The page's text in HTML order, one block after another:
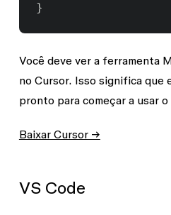
}
Você deve ver a ferramenta
no Cursor. Isso significa que
pronto para começar a usar
Baixar Cursor →
VS Code